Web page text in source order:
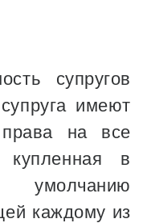
супругов
имеют
на все
в
каждому из